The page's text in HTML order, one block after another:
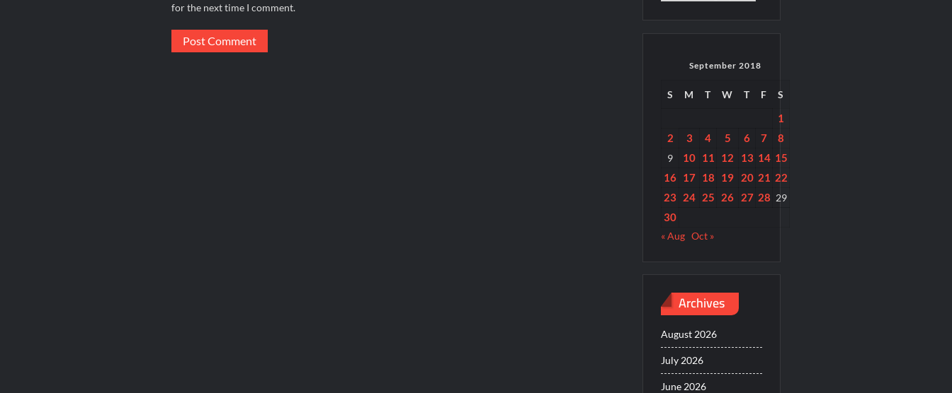
for the next time I comment.
September 2018
S M T W T F S
1
2
3 4 5 6 7 8
9 10 11 12 13 14 15
16 17 18 19 20 21 22
23 24 25 26 27 28 29
30
« Aug Oct »
Archives
August 2026
July 2026
June 2026